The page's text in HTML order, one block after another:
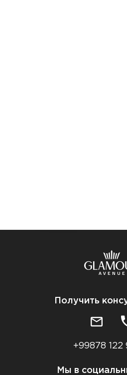
Получить
+99878 122
Мы в